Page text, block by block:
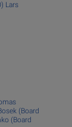
Lars
(Board
(Board